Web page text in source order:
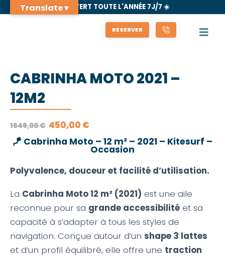
🌊 OUVERT TOUTE L'ANNÉE 7J/7 ☀️
RESERVER
CABRINHA MOTO 2021 –
12M2
1649,00€ LE
PRIX
INITIAL
ÉTAIT :
1649,00 €.
450,00 €LE
ACTUEL
EST :
450,00 €.
🪁 Cabrinha Moto – 12 m² – 2021 – Kitesurf –
Occasion
Polyvalence, douceur et facilité d’utilisation.
La Cabrinha Moto 12 m² (2021) est une aile
reconnue pour sa grande accessibilité et sa
capacité à s’adapter à tous les styles de
navigation. Conçue autour d’un shape 3 lattes
et d’un profil équilibré, elle offre une traction
Translate ▾